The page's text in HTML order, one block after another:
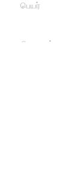
பெயர்
நிறுவனம்